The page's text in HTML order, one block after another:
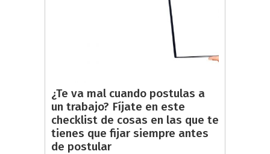
¿Te va mal cuando postulas a
un trabajo? Fíjate en este
checklist de cosas en las que te
tienes que fijar siempre antes
de postular